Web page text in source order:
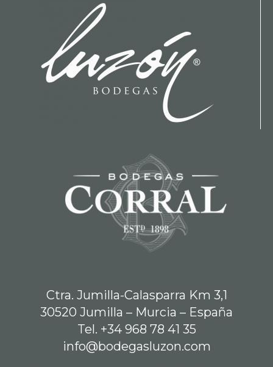
Ctra. Jumilla-Calasparra Km 3,1
30520 Jumilla – Murcia – España
Tel. +34 968 78 41 35
info@bodegasluzon.com